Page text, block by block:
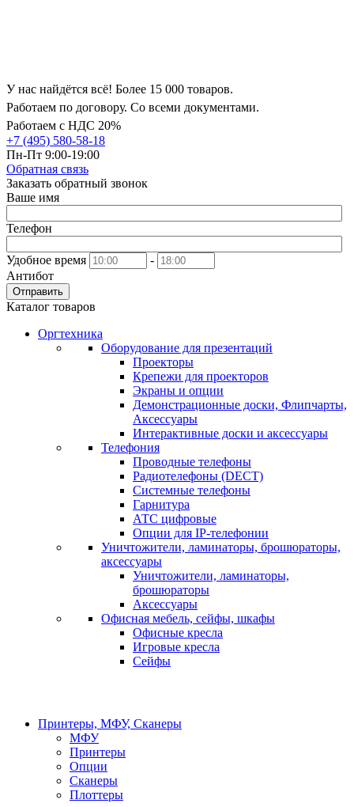
У нас найдётся всё! Более 15 000 товаров.
Работаем по договору. Со всеми документами.
Работаем с НДС 20%
+7 (495) 580-58-18
Пн-Пт 9:00-19:00
Обратная связь
Заказать обратный звонок
Ваше имя
Телефон
Удобное время
-
Антибот
Отправить
Каталог товаров
Оргтехника
Оборудование для презентаций
Проекторы
Крепежи для проекторов
Экраны и опции
Демонстрационные доски, Флипчарты,
Аксессуары
Интерактивные доски и аксессуары
Телефония
Проводные телефоны
Радиотелефоны (DECT)
Системные телефоны
Гарнитура
АТС цифровые
Опции для IP-телефонии
Уничтожители, ламинаторы, брошюраторы,
аксессуары
Уничтожители, ламинаторы,
брошюраторы
Аксессуары
Офисная мебель, сейфы, шкафы
Офисные кресла
Игровые кресла
Сейфы
Принтеры, МФУ, Сканеры
МФУ
Принтеры
Опции
Сканеры
Плоттеры